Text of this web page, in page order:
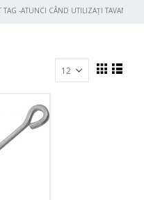
TAG -ATUNCI CÂND UTILIZAȚI TAVAN